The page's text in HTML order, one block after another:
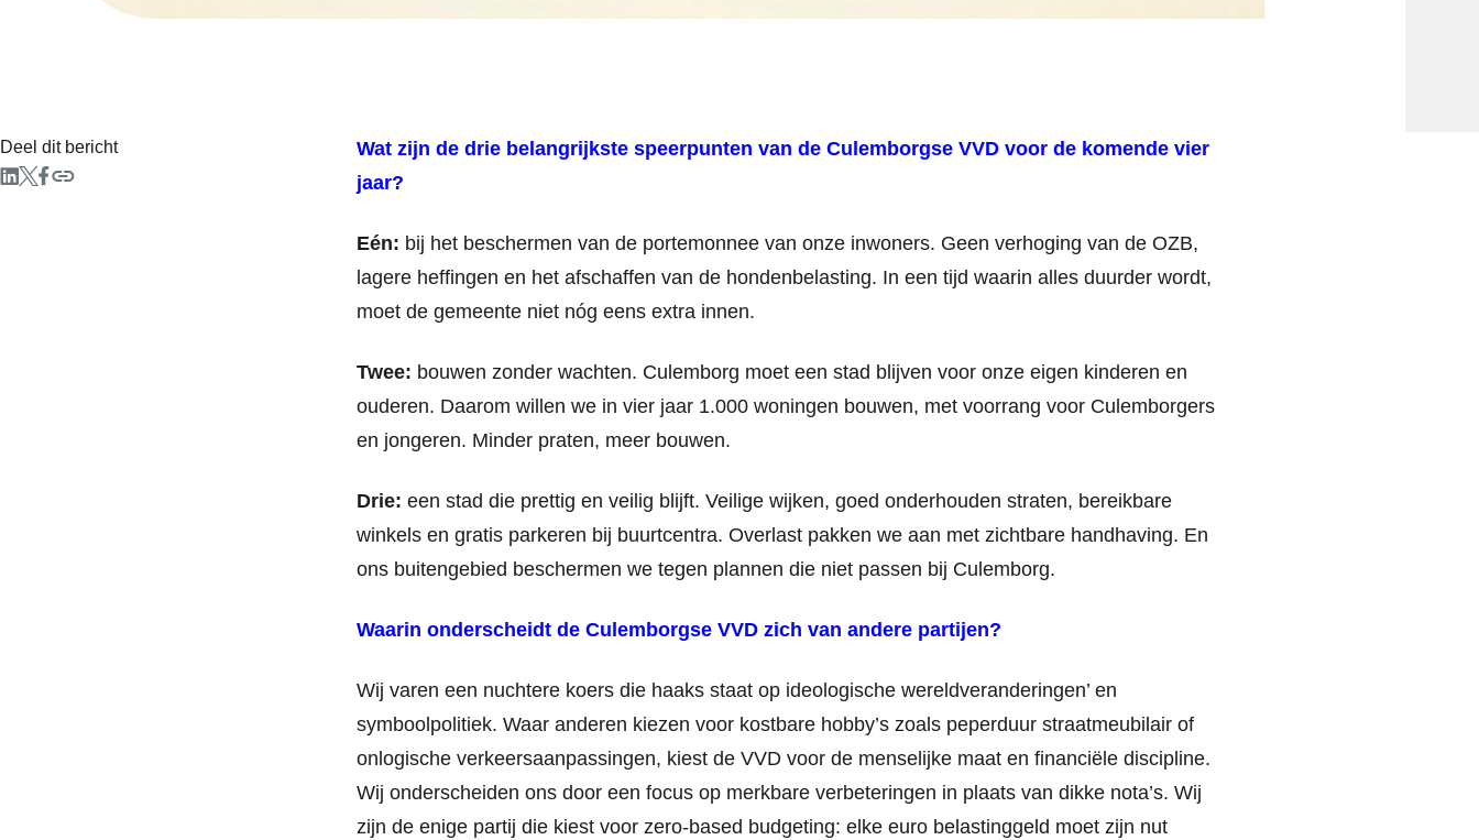
Wat zijn de drie belangrijkste speerpunten van de Culemborgse VVD voor de komende vier
jaar?
Eén: bij het beschermen van de portemonnee van onze inwoners. Geen verhoging van de OZB,
lagere heffingen en het afschaffen van de hondenbelasting. In een tijd waarin alles duurder wordt,
moet de gemeente niet nóg eens extra innen.
Twee: bouwen zonder wachten. Culemborg moet een stad blijven voor onze eigen kinderen en
ouderen. Daarom willen we in vier jaar 1.000 woningen bouwen, met voorrang voor Culemborgers
en jongeren. Minder praten, meer bouwen.
Drie: een stad die prettig en veilig blijft. Veilige wijken, goed onderhouden straten, bereikbare
winkels en gratis parkeren bij buurtcentra. Overlast pakken we aan met zichtbare handhaving. En
ons buitengebied beschermen we tegen plannen die niet passen bij Culemborg.
Waarin onderscheidt de Culemborgse VVD zich van andere partijen?
Wij varen een nuchtere koers die haaks staat op ideologische wereldveranderingen’ en
symboolpolitiek. Waar anderen kiezen voor kostbare hobby’s zoals peperduur straatmeubilair of
onlogische verkeersaanpassingen, kiest de VVD voor de menselijke maat en financiële discipline.
Wij onderscheiden ons door een focus op merkbare verbeteringen in plaats van dikke nota’s. Wij
zijn de enige partij die kiest voor zero-based budgeting: elke euro belastinggeld moet zijn nut
Deel dit bericht